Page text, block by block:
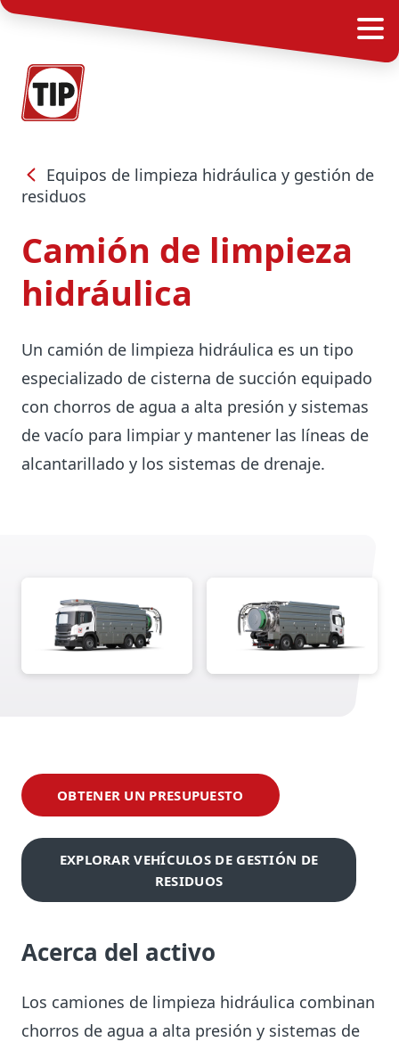
Equipos de limpieza hidráulica y gestión de
residuos
Camión de limpieza
hidráulica
Un camión de limpieza hidráulica es un tipo
especializado de cisterna de succión equipado
con chorros de agua a alta presión y sistemas
de vacío para limpiar y mantener las líneas de
alcantarillado y los sistemas de drenaje.
OBTENER UN PRESUPUESTO
EXPLORAR VEHÍCULOS DE GESTIÓN DE
RESIDUOS
Acerca del activo
Los camiones de limpieza hidráulica combinan
chorros de agua a alta presión y sistemas de